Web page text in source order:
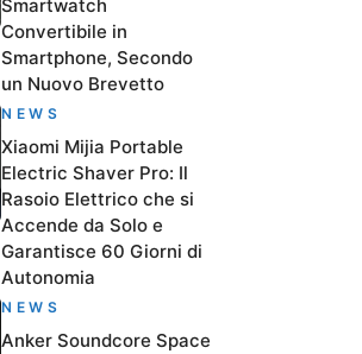
Smartwatch
Convertibile in
Smartphone, Secondo
un Nuovo Brevetto
NEWS
Xiaomi Mijia Portable
Electric Shaver Pro: Il
Rasoio Elettrico che si
Accende da Solo e
Garantisce 60 Giorni di
Autonomia
NEWS
Anker Soundcore Space